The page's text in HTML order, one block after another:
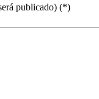
publicado) (*)